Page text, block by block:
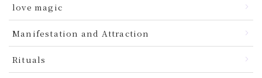
love magic
Manifestation and Attraction
Rituals